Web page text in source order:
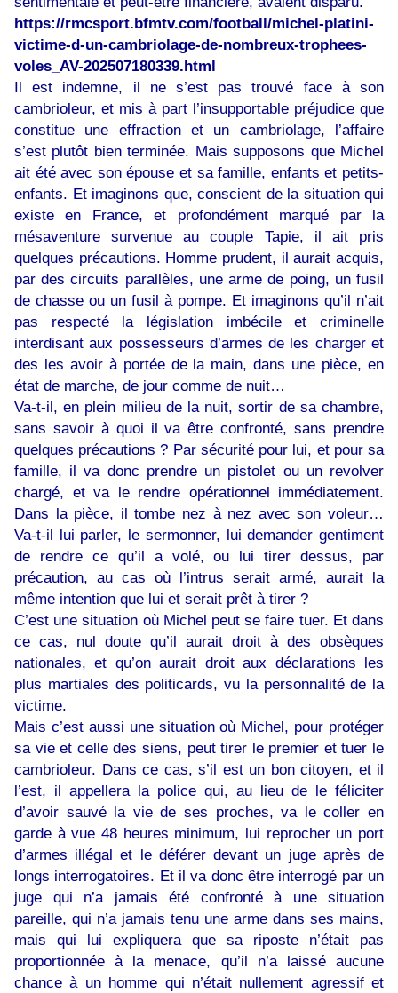
https://rmcsport.bfmtv.com/football/michel-platini-
victime-d-un-cambriolage-de-nombreux-trophees-
voles_AV-202507180339.html
Il est indemne, il ne s’est pas trouvé face à son
cambrioleur, et mis à part l’insupportable préjudice que
constitue une effraction et un cambriolage, l’affaire
s’est plutôt bien terminée. Mais supposons que Michel
ait été avec son épouse et sa famille, enfants et petits-
enfants. Et imaginons que, conscient de la situation qui
existe en France, et profondément marqué par la
mésaventure survenue au couple Tapie, il ait pris
quelques précautions. Homme prudent, il aurait acquis,
par des circuits parallèles, une arme de poing, un fusil
de chasse ou un fusil à pompe. Et imaginons qu’il n’ait
pas respecté la législation imbécile et criminelle
interdisant aux possesseurs d’armes de les charger et
des les avoir à portée de la main, dans une pièce, en
état de marche, de jour comme de nuit…
Va-t-il, en plein milieu de la nuit, sortir de sa chambre,
sans savoir à quoi il va être confronté, sans prendre
quelques précautions ? Par sécurité pour lui, et pour sa
famille, il va donc prendre un pistolet ou un revolver
chargé, et va le rendre opérationnel immédiatement.
Dans la pièce, il tombe nez à nez avec son voleur…
Va-t-il lui parler, le sermonner, lui demander gentiment
de rendre ce qu’il a volé, ou lui tirer dessus, par
précaution, au cas où l’intrus serait armé, aurait la
même intention que lui et serait prêt à tirer ?
C’est une situation où Michel peut se faire tuer. Et dans
ce cas, nul doute qu’il aurait droit à des obsèques
nationales, et qu’on aurait droit aux déclarations les
plus martiales des politicards, vu la personnalité de la
victime.
Mais c’est aussi une situation où Michel, pour protéger
sa vie et celle des siens, peut tirer le premier et tuer le
cambrioleur. Dans ce cas, s’il est un bon citoyen, et il
l’est, il appellera la police qui, au lieu de le féliciter
d’avoir sauvé la vie de ses proches, va le coller en
garde à vue 48 heures minimum, lui reprocher un port
d’armes illégal et le déférer devant un juge après de
longs interrogatoires. Et il va donc être interrogé par un
juge qui n’a jamais été confronté à une situation
pareille, qui n’a jamais tenu une arme dans ses mains,
mais qui lui expliquera que sa riposte n’était pas
proportionnée à la menace, qu’il n’a laissé aucune
chance à un homme qui n’était nullement agressif et